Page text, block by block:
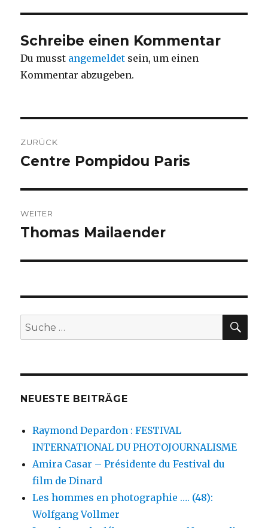
Schreibe einen Kommentar
Du musst angemeldet sein, um einen
Kommentar abzugeben.
ZURÜCK
Vorheriger
Centre Pompidou Paris
WEITER
Nächster
Thomas Mailaender
Suche
nach:
NEUESTE BEITRÄGE
Raymond Depardon : FESTIVAL
INTERNATIONAL DU PHOTOJOURNALISME
Amira Casar – Présidente du Festival du
film de Dinard
Les hommes en photographie …. (48):
Wolfgang Vollmer